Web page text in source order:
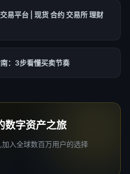
易平台 | 现货 合约 交易所 理财
：3步看懂买卖节奏
数字资产之旅
入全球数百万用户的选择